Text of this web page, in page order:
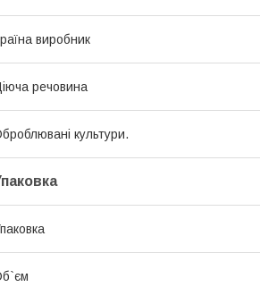
виробник
речовина
культури.